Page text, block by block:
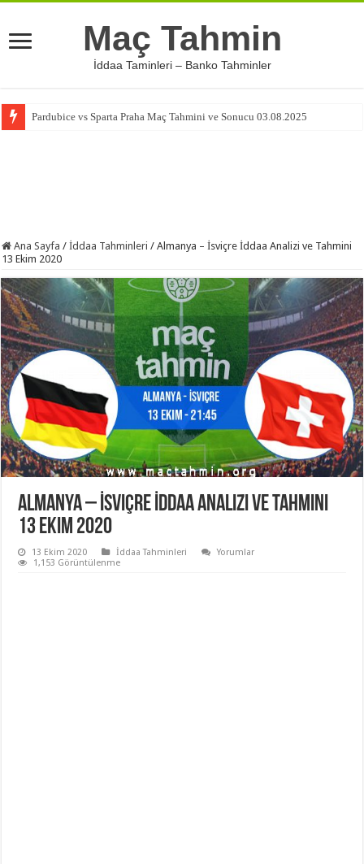
Maç Tahmin
İddaa Taminleri – Banko Tahminler
Pardubice vs Sparta Praha Maç Tahmini ve Sonucu 03.08.2025
Ana Sayfa / İddaa Tahminleri / Almanya – İsviçre İddaa Analizi ve Tahmini
13 Ekim 2020
Almanya – İsviçre İddaa Analizi ve Tahmini
13 Ekim 2020
13 Ekim 2020 İddaa Tahminleri
Yorumlar
1,153 Görüntülenme